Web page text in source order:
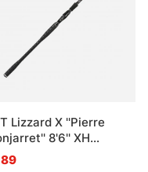
Lizzard X ''Pierre
8'6'' XH
2 pcs